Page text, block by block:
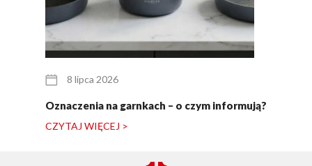
8 lipca 2026
Oznaczenia na garnkach – o czym informują?
CZYTAJ WIĘCEJ >